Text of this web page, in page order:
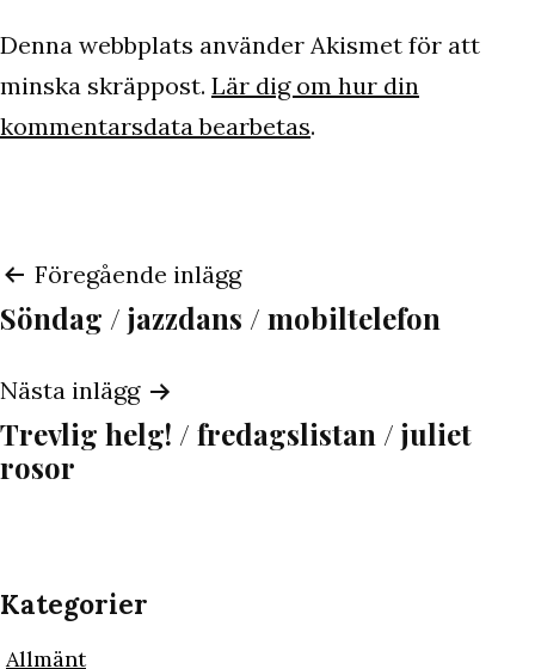
Denna webbplats använder Akismet för att
minska skräppost. Lär dig om hur din
kommentarsdata bearbetas.
Inläggsnavigering
Föregående inlägg
Söndag / jazzdans / mobiltelefon
Nästa inlägg
Trevlig helg! / fredagslistan / juliet
rosor
Kategorier
Allmänt